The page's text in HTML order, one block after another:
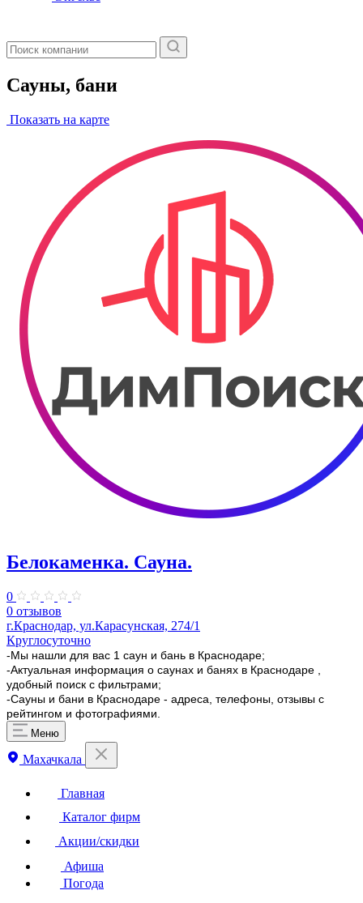
Сауны, бани
Показать на карте
Белокаменка. Сауна.
0
0 отзывов
г.Краснодар, ул.Карасунская, 274/1
Круглосуточно
-Мы нашли для вас 1 саун и бань в Краснодаре;
-Актуальная информация о саунах и банях в Краснодаре ,
удобный поиск с фильтрами;
-Сауны и бани в Краснодаре - адреса, телефоны, отзывы с
рейтингом и фотографиями.
Меню
Махачкала
Главная
Каталог фирм
Акции/скидки
Афиша
Погода